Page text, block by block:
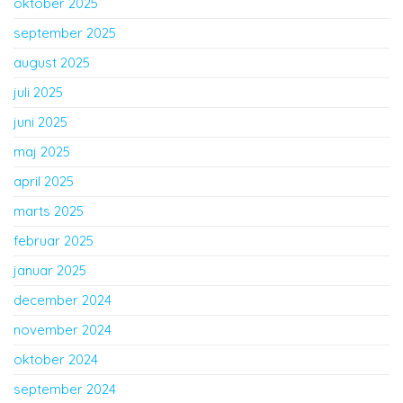
september 2025
august 2025
juli 2025
juni 2025
maj 2025
april 2025
marts 2025
februar 2025
januar 2025
december 2024
november 2024
oktober 2024
september 2024